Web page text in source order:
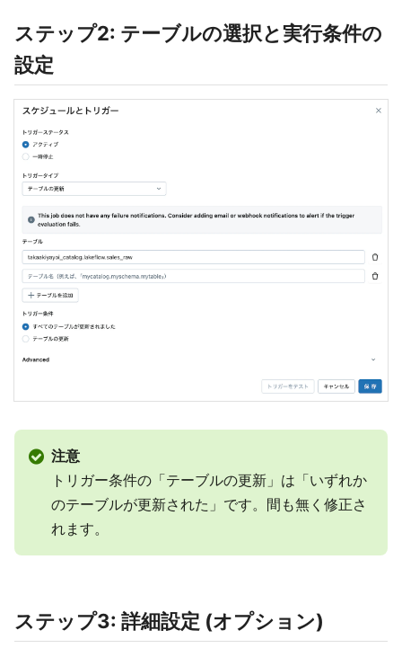
ステップ2: テーブルの選択と実行条件の
設定
注意
トリガー条件の「テーブルの更新」は「いずれか
のテーブルが更新された」です。間も無く修正さ
れます。
ステップ3: 詳細設定 (オプション)